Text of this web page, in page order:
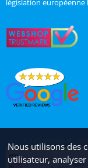
législation européenne
La chambre du
Nous utilisons des
utilisateur,